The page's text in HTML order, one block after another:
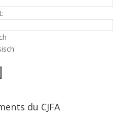
du CJFA